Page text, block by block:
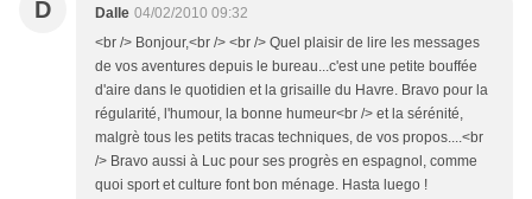
D Dalle 04/02/2010 09:32
<br /> Bonjour,<br /> <br /> Quel plaisir de lire les messages
de vos aventures depuis le bureau...c'est une petite bouffée
d'aire dans le quotidien et la grisaille du Havre. Bravo pour la
régularité, l'humour, la bonne humeur<br /> et la sérénité,
malgrè tous les petits tracas techniques, de vos propos....<br
/> Bravo aussi à Luc pour ses progrès en espagnol, comme
quoi sport et culture font bon ménage. Hasta luego !